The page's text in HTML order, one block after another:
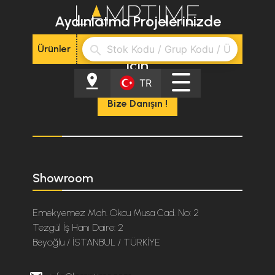
Ürünler search
pin_drop TR
Aydınlatma Projelerinizde
"Profesyonel Destek"
için
Bize Danışın !
Showroom
Emekyemez Mah. Okcu Musa Cad. No: 2
Tezgül İş Hanı Daire: 2
Beyoğlu / İSTANBUL / TÜRKİYE